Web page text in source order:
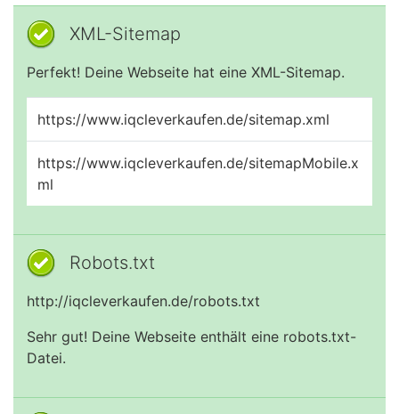
XML-Sitemap
Perfekt! Deine Webseite hat eine XML-Sitemap.
https://www.iqcleverkaufen.de/sitemap.xml
https://www.iqcleverkaufen.de/sitemapMobile.x
ml
Robots.txt
http://iqcleverkaufen.de/robots.txt
Sehr gut! Deine Webseite enthält eine robots.txt-
Datei.